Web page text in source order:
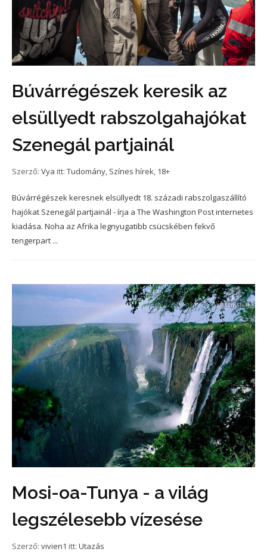
Búvárrégészek keresik az
elsüllyedt rabszolgahajókat
Szenegál partjainál
Szerző: Vya itt: Tudomány, Színes hírek, 18+
Búvárrégészek keresnek elsüllyedt 18. századi rabszolgaszállító
hajókat Szenegál partjainál - írja a The Washington Post internetes
kiadása. Noha az Afrika legnyugatibb csücskében fekvő
tengerpart ...
Mosi-oa-Tunya - a világ
legszélesebb vízesése
Szerző: vivien1 itt: Utazás